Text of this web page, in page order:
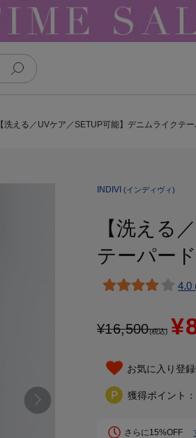
【洗える／UVケア／SETUP可能】デニムライクテ
INDIVI (インディヴィ)
【洗える
テーパー
4.0
¥16,500(税込)
お気に入り登
獲得ポイント：
さらに15%OFF